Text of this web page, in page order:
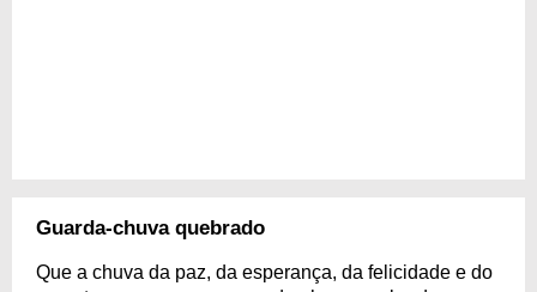
Guarda-chuva quebrado
Que a chuva da paz, da esperança, da felicidade e do